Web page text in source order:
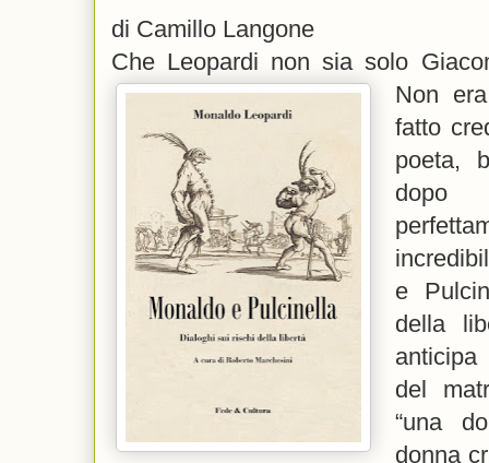
di Camillo Langone
Che Leopardi non sia solo
Non
fatto
poeta,
dopo
e
della
del
“una
donna